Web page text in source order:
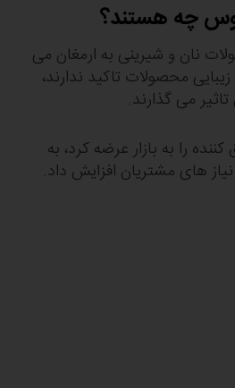
چه هستند؟
نان و شیرینی به ارمغان می
محصولات تاکید ندارند،
می گذارند.
کننده را به بازار عرضه کرد، به
های مشتریان افزایش داد.